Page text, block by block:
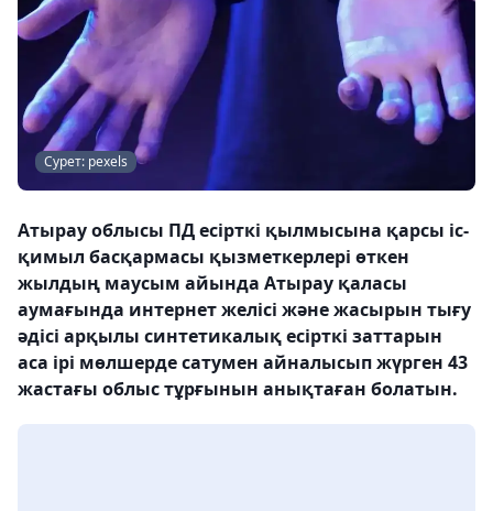
Сурет: pexels
Атырау облысы ПД есірткі қылмысына қарсы іс-
қимыл басқармасы қызметкерлері өткен
жылдың маусым айында Атырау қаласы
аумағында интернет желісі және жасырын тығу
әдісі арқылы синтетикалық есірткі заттарын
аса ірі мөлшерде сатумен айналысып жүрген 43
жастағы облыс тұрғынын анықтаған болатын.